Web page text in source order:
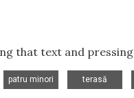
that text and pressing
patru minori
terasă